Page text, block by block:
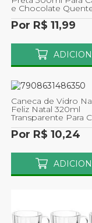
e Chocolate
Por R$ 11,99
Caneca de Vidro
Feliz Natal 320ml
Transparente Para
Chocolate Wincy
Por R$ 10,24